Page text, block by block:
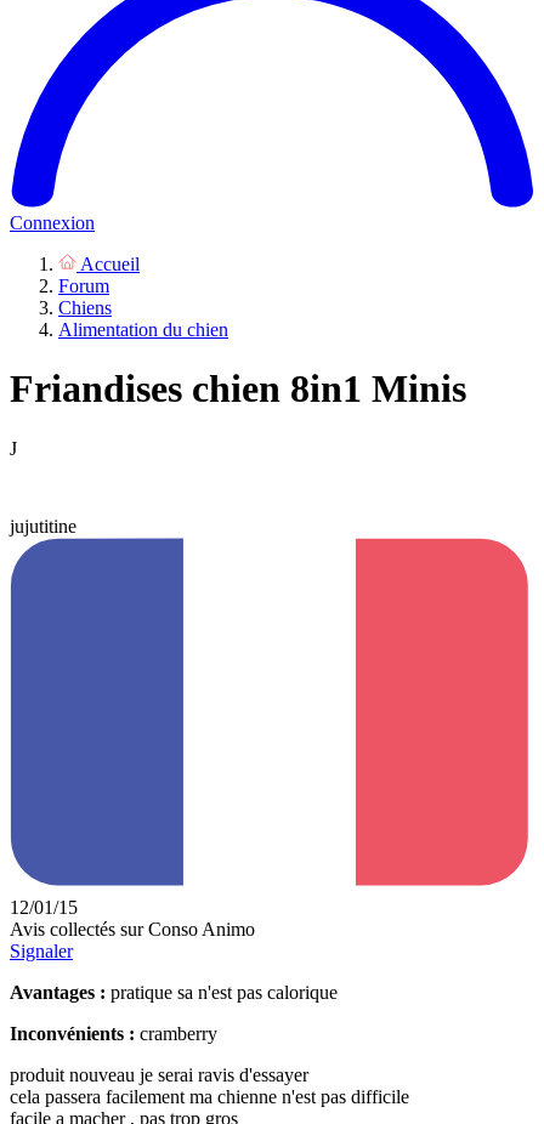
Connexion
Accueil
Forum
Chiens
Alimentation du chien
Friandises chien 8in1 Minis
J
jujutitine
12/01/15
Avis collectés sur Conso Animo
Signaler
Avantages : pratique sa n'est pas calorique
Inconvénients : cramberry
produit nouveau je serai ravis d'essayer
cela passera facilement ma chienne n'est pas difficile
facile a macher , pas trop gros